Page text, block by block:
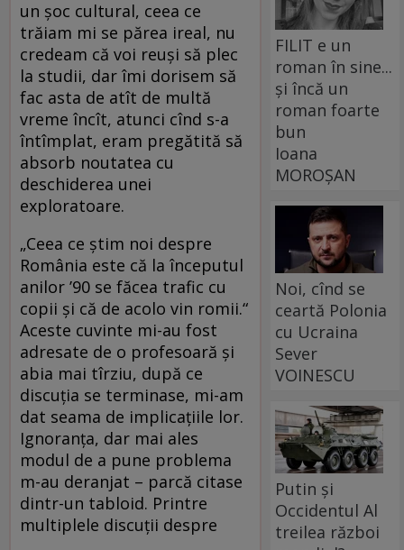
un şoc cultural, ceea ce
trăiam mi se părea ireal, nu
credeam că voi reuşi să plec
la studii, dar îmi dorisem să
fac asta de atît de multă
vreme încît, atunci cînd s-a
întîmplat, eram pregătită să
absorb noutatea cu
deschiderea unei
exploratoare.
„Ceea ce ştim noi despre
România este că la începutul
anilor ’90 se făcea trafic cu
copii şi că de acolo vin romii.“
Aceste cuvinte mi-au fost
adresate de o profesoară şi
abia mai tîrziu, după ce
discuţia se terminase, mi-am
dat seama de implicaţiile lor.
Ignoranţa, dar mai ales
modul de a pune problema
m-au deranjat – parcă citase
dintr-un tabloid. Printre
multiplele discuţii despre
FILIT e un
roman în sine...
și încă un
roman foarte
bun
Ioana
MOROȘAN
Noi, cînd se
ceartă Polonia
cu Ucraina
Sever
VOINESCU
Putin și
Occidentul Al
treilea război